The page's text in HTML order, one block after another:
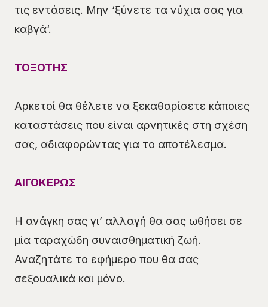
τις εντάσεις. Μην ‘ξύνετε τα νύχια σας για
καβγά‘.
ΤΟΞΟΤΗΣ
Αρκετοί θα θέλετε να ξεκαθαρίσετε κάποιες
καταστάσεις που είναι αρνητικές στη σχέση
σας, αδιαφορώντας για το αποτέλεσμα.
ΑΙΓΟΚΕΡΩΣ
Η ανάγκη σας γι’ αλλαγή θα σας ωθήσει σε
μία ταραχώδη συναισθηματική ζωή.
Αναζητάτε το εφήμερο που θα σας
σεξουαλικά και μόνο.